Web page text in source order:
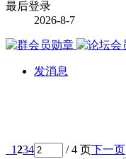
最后登录
2026-8-7
发消息
1234 / 4 页下一页